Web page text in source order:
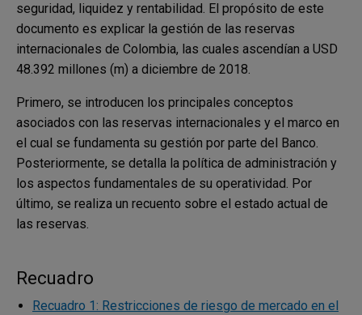
seguridad, liquidez y rentabilidad. El propósito de este
documento es explicar la gestión de las reservas
internacionales de Colombia, las cuales ascendían a USD
48.392 millones (m) a diciembre de 2018.
Primero, se introducen los principales conceptos
asociados con las reservas internacionales y el marco en
el cual se fundamenta su gestión por parte del Banco.
Posteriormente, se detalla la política de administración y
los aspectos fundamentales de su operatividad. Por
último, se realiza un recuento sobre el estado actual de
las reservas.
Recuadro
Recuadro 1: Restricciones de riesgo de mercado en el